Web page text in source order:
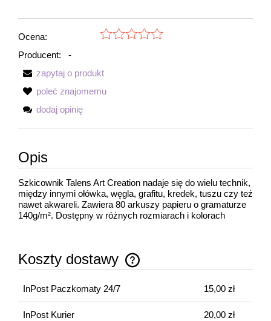
Ocena:
Producent:
-
zapytaj o produkt
poleć znajomemu
dodaj opinię
Opis
Szkicownik Talens Art Creation nadaje się do wielu technik,
między innymi ołówka, węgla, grafitu, kredek, tuszu czy też
nawet akwareli. Zawiera 80 arkuszy papieru o gramaturze
140g/m². Dostępny w różnych rozmiarach i kolorach
Koszty dostawy
Cena nie zawiera ewentualnych kosztów płatności
InPost Paczkomaty 24/7 15,00 zł
InPost Kurier 20,00 zł